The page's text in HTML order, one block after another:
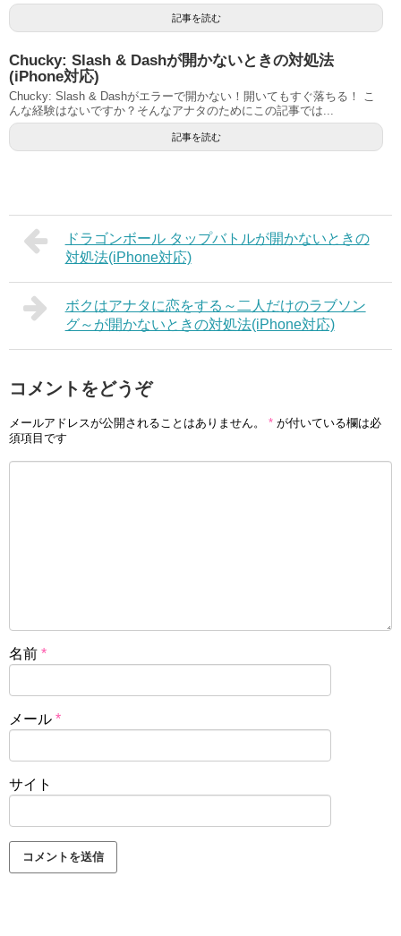
記事を読む
Chucky: Slash & Dashが開かないときの対処法
(iPhone対応)
Chucky: Slash & Dashがエラーで開かない！開いてもすぐ落ちる！ こ
んな経験はないですか？そんなアナタのためにこの記事では...
記事を読む
ドラゴンボール タップバトルが開かないときの
対処法(iPhone対応)
ボクはアナタに恋をする～二人だけのラブソン
グ～が開かないときの対処法(iPhone対応)
コメントをどうぞ
メールアドレスが公開されることはありません。 * が付いている欄は必
須項目です
名前 *
メール *
サイト